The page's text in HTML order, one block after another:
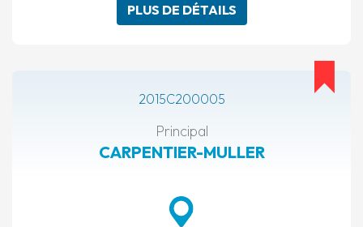
PLUS DE DÉTAILS
2015C200005
Principal
CARPENTIER-MULLER